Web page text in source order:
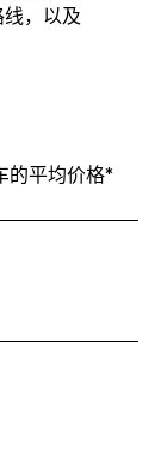
，以及
的平均价格*